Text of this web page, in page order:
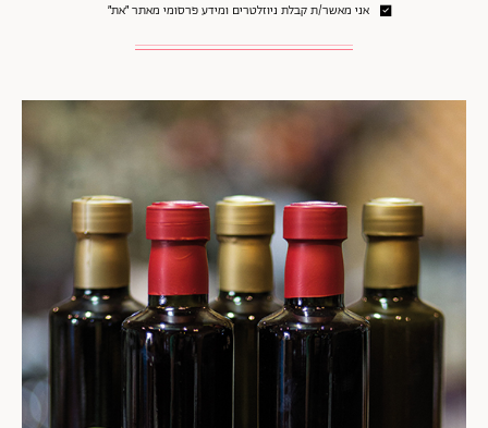
אני מאשר/ת קבלת ניוזלטרים ומידע פרסומי מאתר ״את״